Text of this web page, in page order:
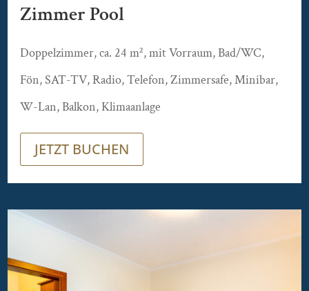
Zimmer Pool
Doppelzimmer, ca. 24 m², mit Vorraum, Bad/WC,
Fön, SAT-TV, Radio, Telefon, Zimmersafe, Minibar,
W-Lan, Balkon, Klimaanlage
JETZT BUCHEN